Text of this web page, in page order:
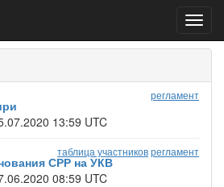
регламент
13:59 UTC
таблица участниковрегламент
СРР на УКВ
08:59 UTC